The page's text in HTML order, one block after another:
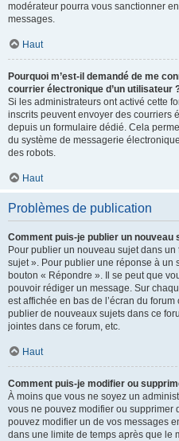
modérateur pourra vous sanctionner
messages.
Haut
Pourquoi m’est-il demandé de me
courrier électronique d’un utilisateur
Si les administrateurs ont activé cette
inscrits peuvent envoyer des courriers
depuis un formulaire dédié. Cela
du système de messagerie
des robots.
Haut
Problèmes de publication
Comment puis-je publier un nouveau
Pour publier un nouveau sujet dans
sujet ». Pour publier une réponse à un
bouton « Répondre ». Il se peut que
pouvoir rédiger un message. Sur
est affichée en bas de l’écran du
publier de nouveaux sujets dans ce
jointes dans ce forum, etc.
Haut
Comment puis-je modifier ou
À moins que vous ne soyez un
vous ne pouvez modifier ou supprimer
pouvez modifier un de vos messages
dans une limite de temps après que le